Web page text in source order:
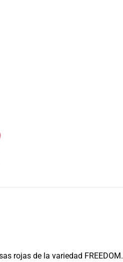
rojas de la variedad FREEDOM.